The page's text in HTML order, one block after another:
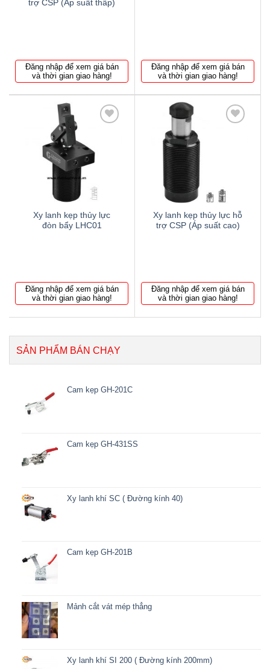
trợ CSP (Áp suất thấp)
Đăng nhập để xem giá bán
và thời gian giao hàng!
Đăng nhập để xem giá bán
và thời gian giao hàng!
wishlist
Xy lanh kẹp thủy lực
đòn bẩy LHC01
Đăng nhập để xem giá bán
và thời gian giao hàng!
Xy lanh kẹp thủy lực hỗ
trợ CSP (Áp suất cao)
Đăng nhập để xem giá bán
và thời gian giao hàng!
SẢN PHẨM BÁN CHẠY
Cam kẹp GH-201C
Cam kẹp GH-431SS
Xy lanh khí SC ( Đường kính 40)
Cam kẹp GH-201B
Mảnh cắt vát mép thẳng
Xy lanh khí SI 200 ( Đường kính 200mm)